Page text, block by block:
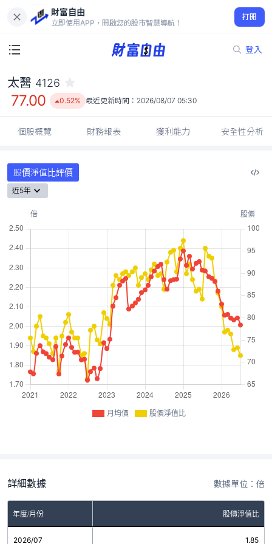
財富自由
立即使用APP，開啟您的股市智慧導航！
打開
登入
77.00
0.52%
太醫 4126
77.00 0.52% 最近更新時間： 2026/08/07 05:30
個股概覽 財務報表 獲利能力 安全性分析
股價淨值比評價
近5年
月均價 股價淨值比
詳細數據 數據單位：倍
年度/月份 股價淨值比
2026/07 1.85